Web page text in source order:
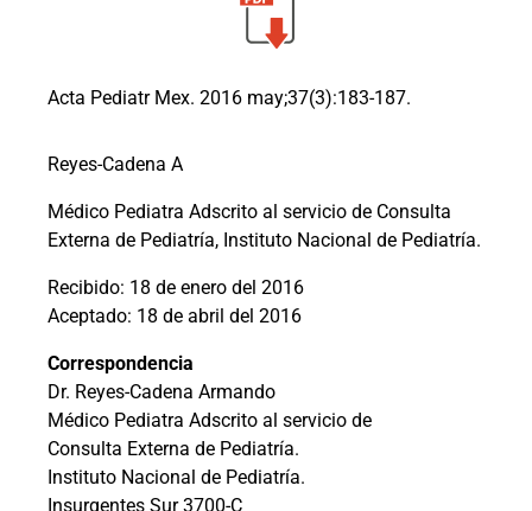
Acta Pediatr Mex. 2016 may;37(3):183-187.
Reyes-Cadena A
Médico Pediatra Adscrito al servicio de Consulta
Externa de Pediatría, Instituto Nacional de Pediatría.
Recibido: 18 de enero del 2016
Aceptado: 18 de abril del 2016
Correspondencia
Dr. Reyes-Cadena Armando
Médico Pediatra Adscrito al servicio de
Consulta Externa de Pediatría.
Instituto Nacional de Pediatría.
Insurgentes Sur 3700-C